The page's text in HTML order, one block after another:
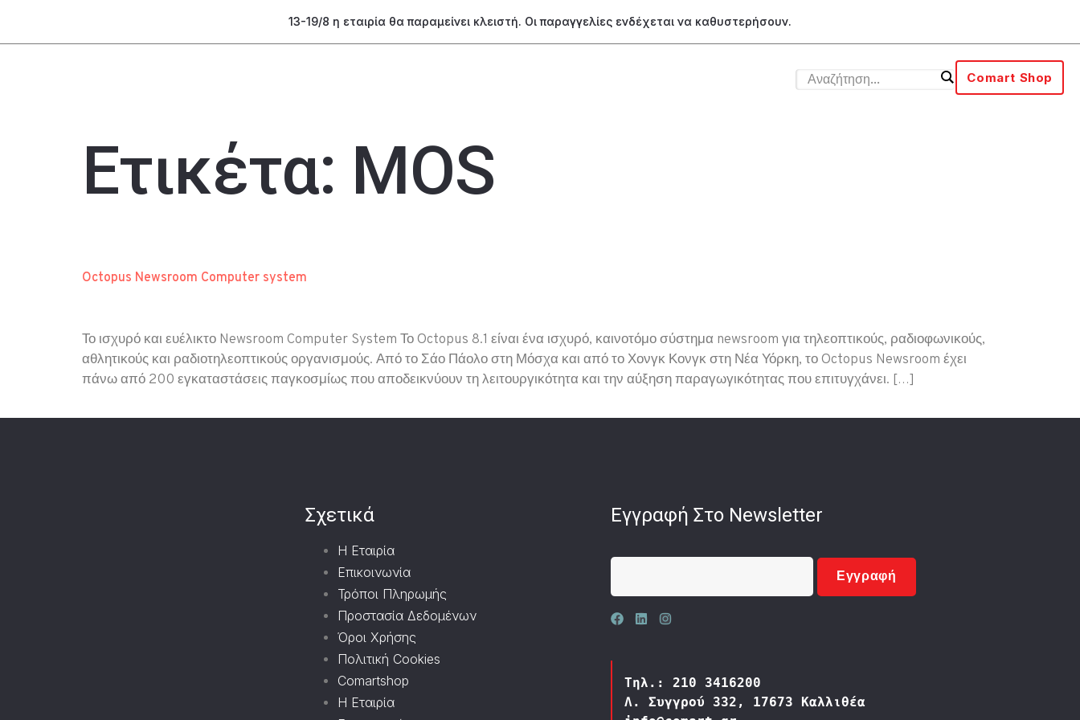
13-19/8 η εταιρία θα παραμείνει κλειστή. Οι παραγγελίες ενδέχεται να καθυστερήσουν.
Comart Shop
Ετικέτα: MOS
Octopus Newsroom Computer system
Το ισχυρό και ευέλικτο Newsroom Computer System Το Octopus 8.1 είναι ένα ισχυρό, καινοτόμο σύστημα newsroom για τηλεοπτικούς, ραδιοφωνικούς,
αθλητικούς και ραδιοτηλεοπτικούς οργανισμούς. Από το Σάο Πάολο στη Μόσχα και από το Χονγκ Κονγκ στη Νέα Υόρκη, το Octopus Newsroom έχει
πάνω από 200 εγκαταστάσεις παγκοσμίως που αποδεικνύουν τη λειτουργικότητα και την αύξηση παραγωγικότητας που επιτυγχάνει. […]
Σχετικά
Η Εταιρία
Επικοινωνία
Τρόποι Πληρωμής
Προστασία Δεδομένων
Όροι Χρήσης
Πολιτική Cookies
Comartshop
Η Εταιρία
Εγγραφή Στο Newsletter
Εγγραφή
Τηλ.: 210 3416200
Λ. Συγγρού 332, 17673 Καλλιθέα